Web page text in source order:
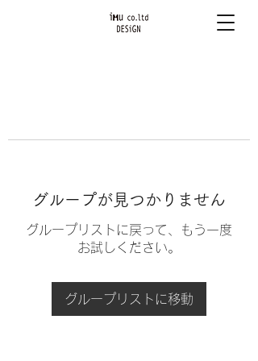
グループが見つかりません
グループリストに戻って、もう一度
お試しください。
グループリストに移動